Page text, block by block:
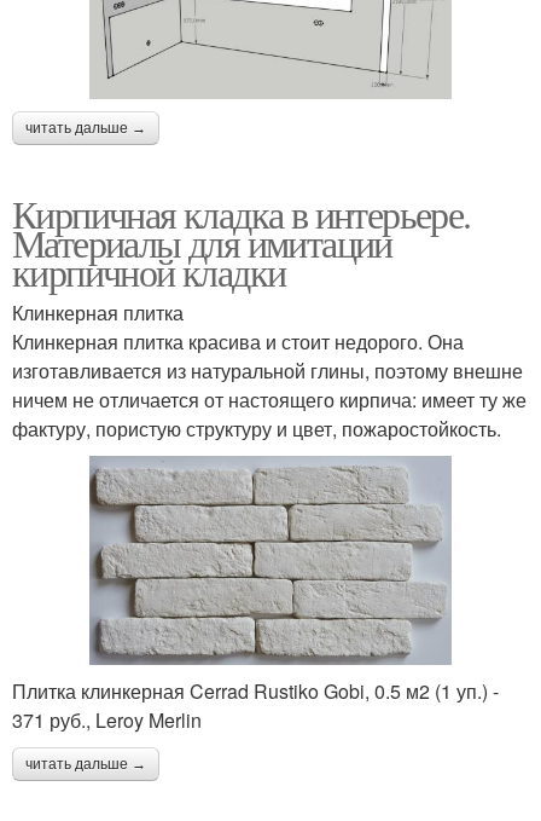
читать дальше →
Кирпичная кладка в интерьере.
Материалы для имитации
кирпичной кладки
Клинкерная плитка
Клинкерная плитка красива и стоит недорого. Она
изготавливается из натуральной глины, поэтому внешне
ничем не отличается от настоящего кирпича: имеет ту же
фактуру, пористую структуру и цвет, пожаростойкость.
Плитка клинкерная Cerrad Rustiko Gobi, 0.5 м2 (1 уп.) -
371 руб., Leroy Merlin
читать дальше →